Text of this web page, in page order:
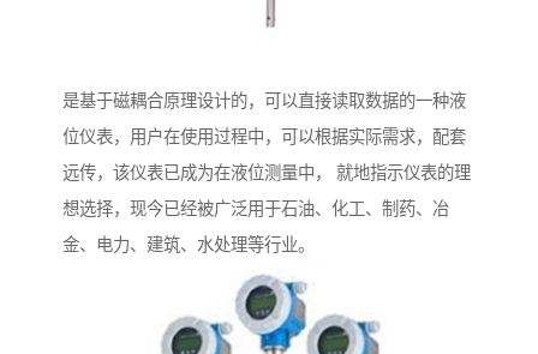
是基于磁耦合原理设计的，可以直接读取数据的一种液
位仪表，用户在使用过程中，可以根据实际需求，配套
远传，该仪表已成为在液位测量中， 就地指示仪表的理
想选择，现今已经被广泛用于石油、化工、制药、冶
金、电力、建筑、水处理等行业。